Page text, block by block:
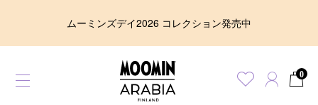
全商品送料無料キャンペーン実施中 / もっと見る
0